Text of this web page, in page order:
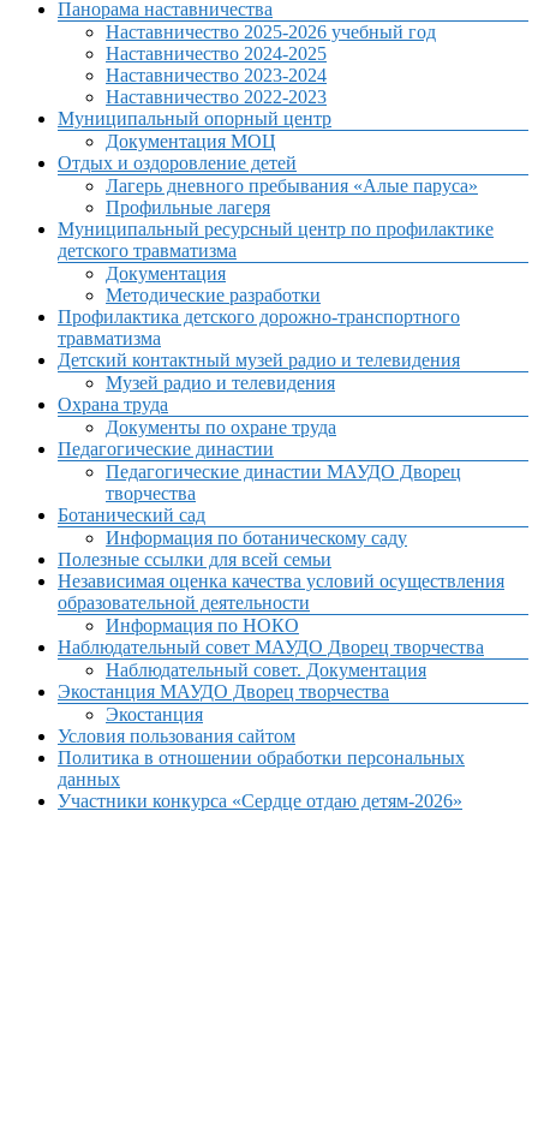
Панорама наставничества
Наставничество 2025-2026 учебный год
Наставничество 2024-2025
Наставничество 2023-2024
Наставничество 2022-2023
Муниципальный опорный центр
Документация МОЦ
Отдых и оздоровление детей
Лагерь дневного пребывания «Алые паруса»
Профильные лагеря
Муниципальный ресурсный центр по профилактике
детского травматизма
Документация
Методические разработки
Профилактика детского дорожно-транспортного
травматизма
Детский контактный музей радио и телевидения
Музей радио и телевидения
Охрана труда
Документы по охране труда
Педагогические династии
Педагогические династии МАУДО Дворец
творчества
Ботанический сад
Информация по ботаническому саду
Полезные ссылки для всей семьи
Независимая оценка качества условий осуществления
образовательной деятельности
Информация по НОКО
Наблюдательный совет МАУДО Дворец творчества
Наблюдательный совет. Документация
Экостанция МАУДО Дворец творчества
Экостанция
Условия пользования сайтом
Политика в отношении обработки персональных
данных
Участники конкурса «Сердце отдаю детям-2026»